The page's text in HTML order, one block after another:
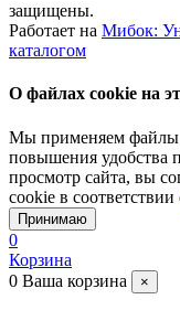
защищены.
Работает на Мибок:
каталогом
О файлах cookie на
Мы применяем файлы
повышения удобства
просмотр сайта, вы
cookie в соответствии
Принимаю
0
Корзина
0 Ваша корзина ×